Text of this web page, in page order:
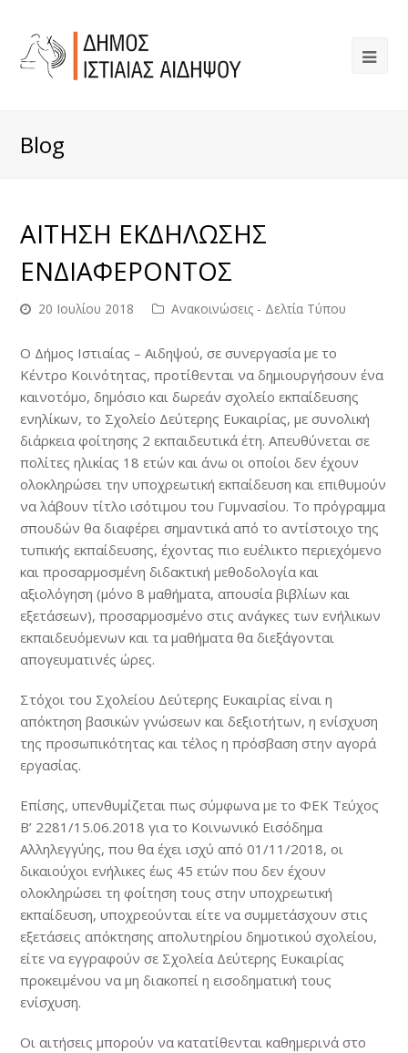
Blog
ΑΙΤΗΣΗ ΕΚΔΗΛΩΣΗΣ
ΕΝΔΙΑΦΕΡΟΝΤΟΣ
20 Ιουλίου 2018 Ανακοινώσεις - Δελτία Τύπου
Ο Δήμος Ιστιαίας – Αιδηψού, σε συνεργασία με το
Κέντρο Κοινότητας, προτίθενται να δημιουργήσουν ένα
καινοτόμο, δημόσιο και δωρεάν σχολείο εκπαίδευσης
ενηλίκων, το Σχολείο Δεύτερης Ευκαιρίας, με συνολική
διάρκεια φοίτησης 2 εκπαιδευτικά έτη. Απευθύνεται σε
πολίτες ηλικίας 18 ετών και άνω οι οποίοι δεν έχουν
ολοκληρώσει την υποχρεωτική εκπαίδευση και επιθυμούν
να λάβουν τίτλο ισότιμου του Γυμνασίου. Το πρόγραμμα
σπουδών θα διαφέρει σημαντικά από το αντίστοιχο της
τυπικής εκπαίδευσης, έχοντας πιο ευέλικτο περιεχόμενο
και προσαρμοσμένη διδακτική μεθοδολογία και
αξιολόγηση (μόνο 8 μαθήματα, απουσία βιβλίων και
εξετάσεων), προσαρμοσμένο στις ανάγκες των ενήλικων
εκπαιδευόμενων και τα μαθήματα θα διεξάγονται
απογευματινές ώρες.
Στόχοι του Σχολείου Δεύτερης Ευκαιρίας είναι η
απόκτηση βασικών γνώσεων και δεξιοτήτων, η ενίσχυση
της προσωπικότητας και τέλος η πρόσβαση στην αγορά
εργασίας.
Επίσης, υπενθυμίζεται πως σύμφωνα με το ΦΕΚ Τεύχος
Β’ 2281/15.06.2018 για το Κοινωνικό Εισόδημα
Αλληλεγγύης, που θα έχει ισχύ από 01/11/2018, οι
δικαιούχοι ενήλικες έως 45 ετών που δεν έχουν
ολοκληρώσει τη φοίτηση τους στην υποχρεωτική
εκπαίδευση, υποχρεούνται είτε να συμμετάσχουν στις
εξετάσεις απόκτησης απολυτηρίου δημοτικού σχολείου,
είτε να εγγραφούν σε Σχολεία Δεύτερης Ευκαιρίας
προκειμένου να μη διακοπεί η εισοδηματική τους
ενίσχυση.
Οι αιτήσεις μπορούν να κατατίθενται καθημερινά στο